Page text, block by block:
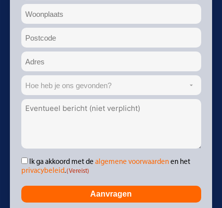
Woonplaats
Postcode (Vereist)
Adres(Vereist)
Hoe
heb
je
Aanvullend
Instemming(Vereist)
Ik ga akkoord met de algemene voorwaardenen het
privacybeleid.(Vereist)
Aanvragen